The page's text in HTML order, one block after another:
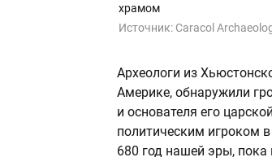
храмом
Источник: Caracol
Археологи из
Америке, обнаружили
и основателя его
политическим игроком
680 год нашей эры,